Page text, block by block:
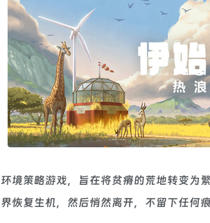
境策略游戏，旨在将贫瘠的荒地转变
恢复生机，然后悄然离开，不留下任何痕